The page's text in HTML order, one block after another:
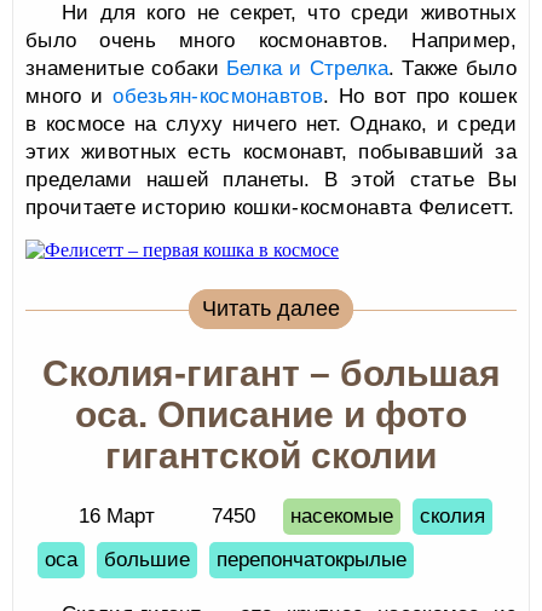
Ни для кого не секрет, что среди животных
было очень много космонавтов. Например,
знаменитые собаки Белка и Стрелка. Также было
много иобезьян-космонавтов. Но вот про кошек
в космосе на слуху ничего нет. Однако, и среди
этих животных есть космонавт, побывавший за
пределами нашей планеты. В этой статье Вы
прочитаете историю кошки-космонавта Фелисетт.
Читать далее
Сколия-гигант – большая
оса. Описание и фото
гигантской сколии
16 Март 7450 насекомые
сколия
оса
большие перепончатокрылые